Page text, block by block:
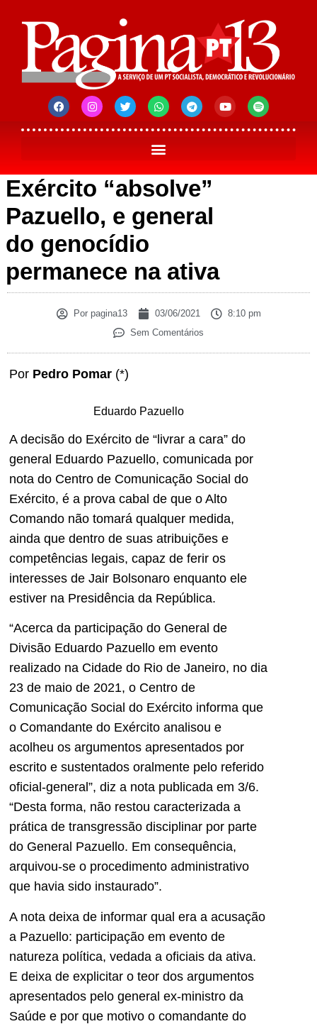
Exército “absolve”
Pazuello, e general
do genocídio
permanece na ativa
Porpagina13 03/06/2021
8:10 pm
Sem Comentários
Por Pedro Pomar (*)
Eduardo Pazuello
A decisão do Exército de “livrar a cara” do
general Eduardo Pazuello, comunicada por
nota do Centro de Comunicação Social do
Exército, é a prova cabal de que o Alto
Comando não tomará qualquer medida,
ainda que dentro de suas atribuições e
competências legais, capaz de ferir os
interesses de Jair Bolsonaro enquanto ele
estiver na Presidência da República.
“Acerca da participação do General de
Divisão Eduardo Pazuello em evento
realizado na Cidade do Rio de Janeiro, no dia
23 de maio de 2021, o Centro de
Comunicação Social do Exército informa que
o Comandante do Exército analisou e
acolheu os argumentos apresentados por
escrito e sustentados oralmente pelo referido
oficial-general”, diz a nota publicada em 3/6.
“Desta forma, não restou caracterizada a
prática de transgressão disciplinar por parte
do General Pazuello. Em consequência,
arquivou-se o procedimento administrativo
que havia sido instaurado”.
A nota deixa de informar qual era a acusação
a Pazuello: participação em evento de
natureza política, vedada a oficiais da ativa.
E deixa de explicitar o teor dos argumentos
apresentados pelo general ex-ministro da
Saúde e por que motivo o comandante do